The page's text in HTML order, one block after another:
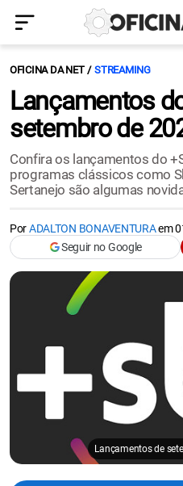
OFICINA DA NET STREAMING
Lançamentos
setembro de
Confira os lançamentos do
programas clássicos como
Sertanejo são algumas
PorADALTON BONAVENTURAem
Seguir no Google
Lançamentos de